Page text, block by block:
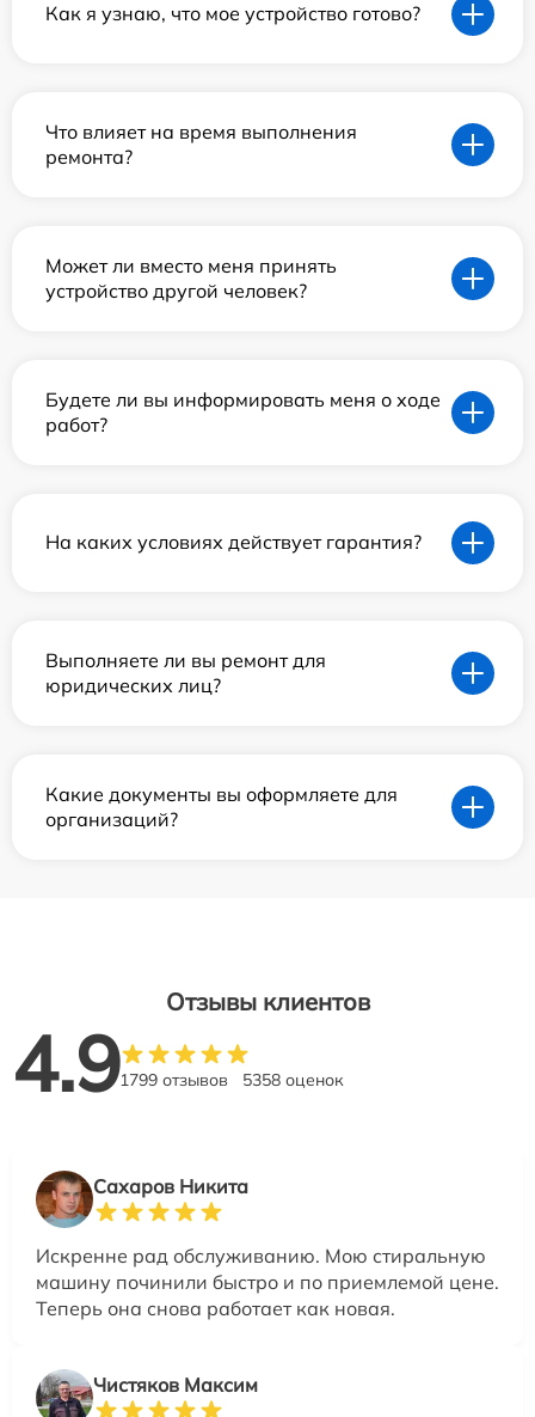
Как я узнаю, что мое устройство готово?
Что влияет на время выполнения
ремонта?
Может ли вместо меня принять
устройство другой человек?
Будете ли вы информировать меня о ходе
работ?
На каких условиях действует гарантия?
Выполняете ли вы ремонт для
юридических лиц?
Какие документы вы оформляете для
организаций?
Отзывы клиентов
4.91799 отзывов 5358 оценок
Сахаров Никита
Искренне рад обслуживанию. Мою стиральную
машину починили быстро и по приемлемой цене.
Теперь она снова работает как новая.
Чистяков Максим